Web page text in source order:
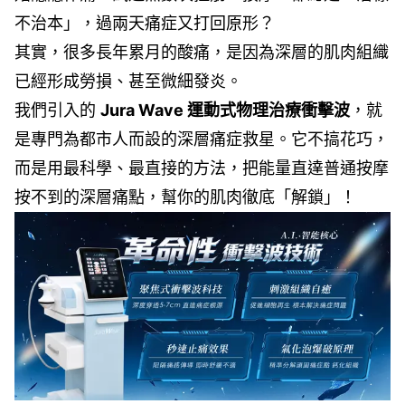
不治本」，過兩天痛症又打回原形？
其實，很多長年累月的酸痛，是因為深層的肌肉組織
已經形成勞損、甚至微細發炎。
我們引入的 Jura Wave 運動式物理治療衝擊波 ，就
是專門為都市人而設的深層痛症救星。它不搞花巧，
而是用最科學、最直接的方法，把能量直達普通按摩
按不到的深層痛點，幫你的肌肉徹底「解鎖」！